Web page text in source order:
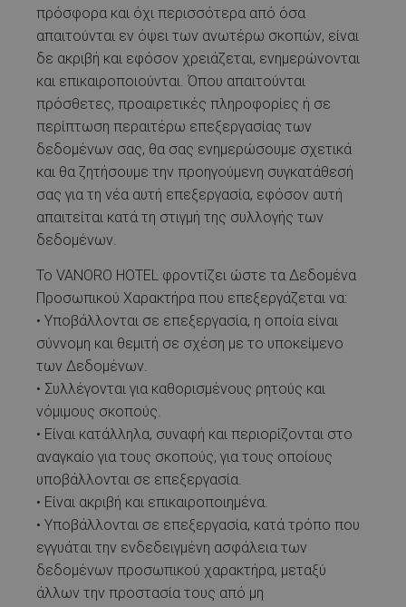
πρόσφορα και όχι περισσότερα από όσα
απαιτούνται εν όψει των ανωτέρω σκοπών, είναι
δε ακριβή και εφόσον χρειάζεται, ενημερώνονται
και επικαιροποιούνται. Όπου απαιτούνται
πρόσθετες, προαιρετικές πληροφορίες ή σε
περίπτωση περαιτέρω επεξεργασίας των
δεδομένων σας, θα σας ενημερώσουμε σχετικά
και θα ζητήσουμε την προηγούμενη συγκατάθεσή
σας για τη νέα αυτή επεξεργασία, εφόσον αυτή
απαιτείται κατά τη στιγμή της συλλογής των
δεδομένων.
Το VANORO HOTEL φροντίζει ώστε τα Δεδομένα
Προσωπικού Χαρακτήρα που επεξεργάζεται να:
• Υποβάλλονται σε επεξεργασία, η οποία είναι
σύννομη και θεμιτή σε σχέση με το υποκείμενο
των Δεδομένων.
• Συλλέγονται για καθορισμένους ρητούς και
νόμιμους σκοπούς.
• Είναι κατάλληλα, συναφή και περιορίζονται στο
αναγκαίο για τους σκοπούς, για τους οποίους
υποβάλλονται σε επεξεργασία.
• Είναι ακριβή και επικαιροποιημένα.
• Υποβάλλονται σε επεξεργασία, κατά τρόπο που
εγγυάται την ενδεδειγμένη ασφάλεια των
δεδομένων προσωπικού χαρακτήρα, μεταξύ
άλλων την προστασία τους από μη